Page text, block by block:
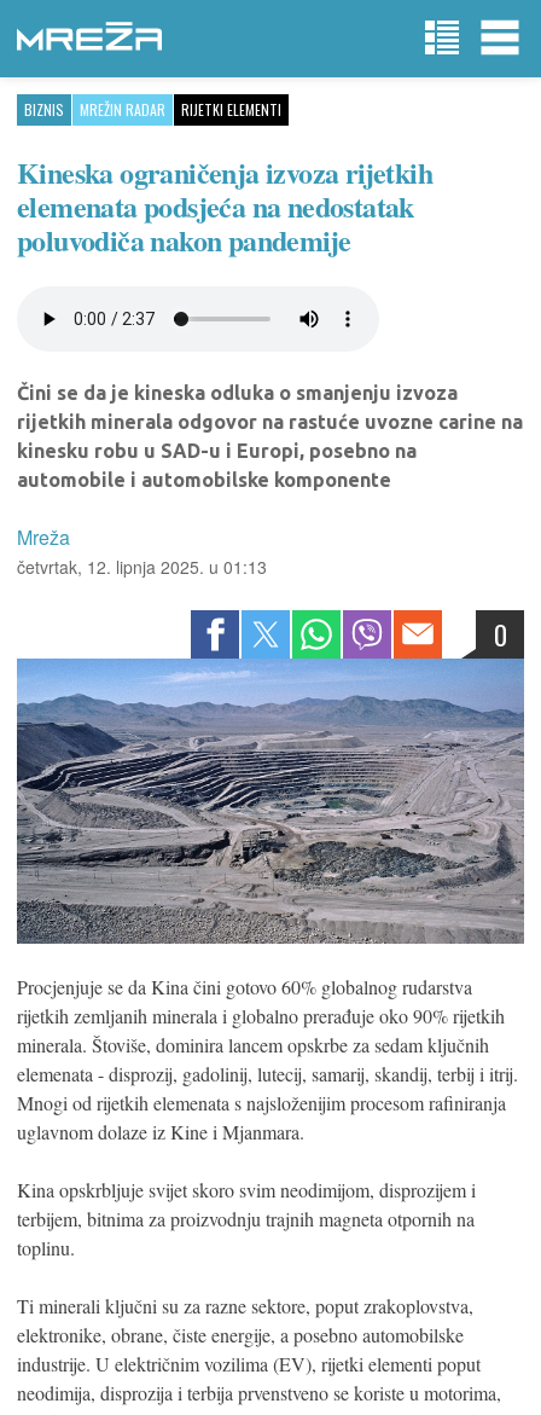
BIZNIS MREŽIN RADAR RIJETKI ELEMENTI
Kineska ograničenja izvoza rijetkih
elemenata podsjeća na nedostatak
poluvodiča nakon pandemije
Čini se da je kineska odluka o smanjenju izvoza
rijetkih minerala odgovor na rastuće uvozne carine na
kinesku robu u SAD-u i Europi, posebno na
automobile i automobilske komponente
Mreža
četvrtak, 12. lipnja 2025. u 01:13
0
Procjenjuje se da Kina čini gotovo 60% globalnog rudarstva
rijetkih zemljanih minerala i globalno prerađuje oko 90% rijetkih
minerala. Štoviše, dominira lancem opskrbe za sedam ključnih
elemenata - disprozij, gadolinij, lutecij, samarij, skandij, terbij i itrij.
Mnogi od rijetkih elemenata s najsloženijim procesom rafiniranja
uglavnom dolaze iz Kine i Mjanmara.
Kina opskrbljuje svijet skoro svim neodimijom, disprozijem i
terbijem, bitnima za proizvodnju trajnih magneta otpornih na
toplinu.
Ti minerali ključni su za razne sektore, poput zrakoplovstva,
elektronike, obrane, čiste energije, a posebno automobilske
industrije. U električnim vozilima (EV), rijetki elementi poput
neodimija, disprozija i terbija prvenstveno se koriste u motorima,